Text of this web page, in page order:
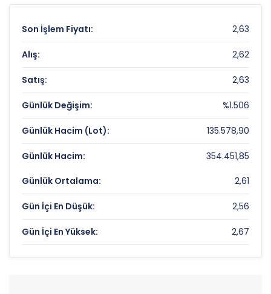
Son İşlem Fiyatı: 2,63
Alış: 2,62
Satış: 2,63
Günlük Değişim: %1.506
Günlük Hacim (Lot): 135.578,90
Günlük Hacim: 354.451,85
Günlük Ortalama: 2,61
Gün İçi En Düşük: 2,56
Gün İçi En Yüksek: 2,67